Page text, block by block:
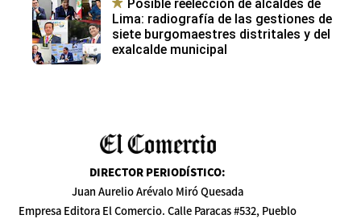
Posible reelección de alcaldes de
Lima: radiografía de las gestiones de
siete burgomaestres distritales y del
exalcalde municipal
DIRECTOR PERIODÍSTICO:
Juan Aurelio Arévalo Miró Quesada
Empresa Editora El Comercio. Calle Paracas #532, Pueblo